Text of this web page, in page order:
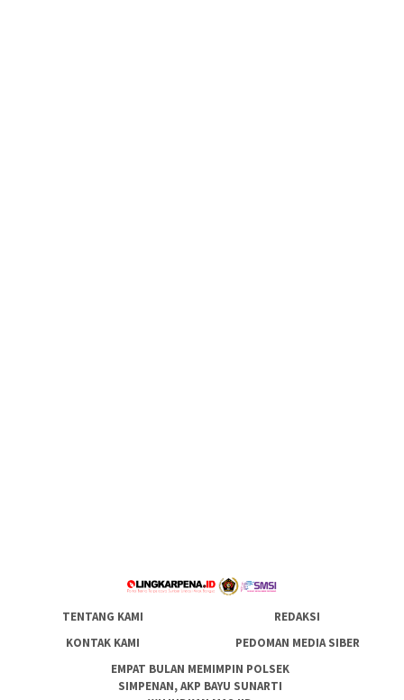
TENTANG KAMI
REDAKSI
KONTAK KAMI
PEDOMAN MEDIA SIBER
EMPAT BULAN MEMIMPIN POLSEK
SIMPENAN, AKP BAYU SUNARTI